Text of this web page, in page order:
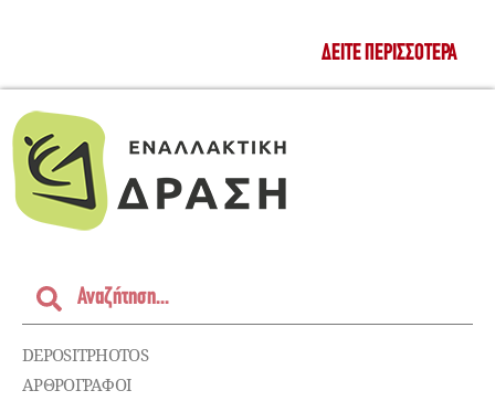
ΔΕΊΤΕ ΠΕΡΙΣΣΌΤΕΡΑ
DEPOSITPHOTOS
ΑΡΘΡΟΓΡΑΦΟΙ